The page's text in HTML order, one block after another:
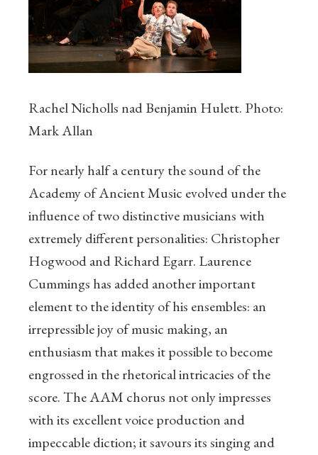
Rachel Nicholls nad Benjamin Hulett. Photo:
Mark Allan
For nearly half a century the sound of the
Academy of Ancient Music evolved under the
influence of two distinctive musicians with
extremely different personalities: Christopher
Hogwood and Richard Egarr. Laurence
Cummings has added another important
element to the identity of his ensembles: an
irrepressible joy of music making, an
enthusiasm that makes it possible to become
engrossed in the rhetorical intricacies of the
score. The AAM chorus not only impresses
with its excellent voice production and
impeccable diction; it savours its singing and